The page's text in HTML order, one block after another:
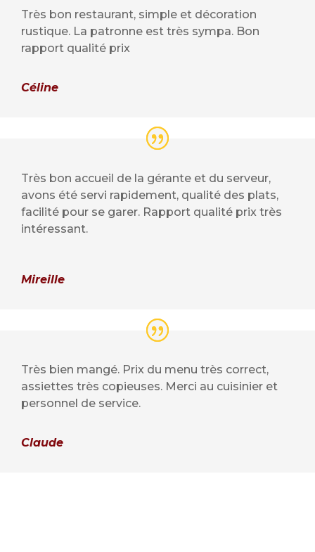
Très bon restaurant, simple et décoration
rustique. La patronne est très sympa. Bon
rapport qualité prix
Céline
Très bon accueil de la gérante et du serveur,
avons été servi rapidement, qualité des plats,
facilité pour se garer. Rapport qualité prix très
intéressant.
Mireille
Très bien mangé. Prix du menu très correct,
assiettes très copieuses. Merci au cuisinier et
personnel de service.
Claude